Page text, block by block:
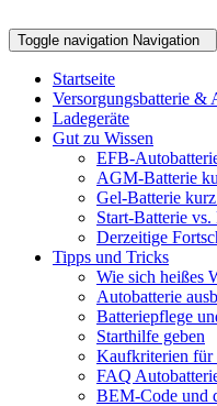
Toggle navigation Navigation
Startseite
Versorgungsbatterie &
Ladegeräte
Gut zu Wissen
EFB-
AGM-Batterie
Gel-Batterie
Start-Batterie
Derzeitige
Tipps und Tricks
Wie sich heißes
Autobatterie
Batteriepflege
Starthilfe geben
Kaufkriterien für
FAQ
BEM-Code und